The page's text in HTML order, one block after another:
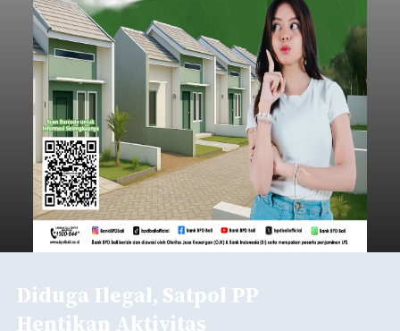
Diduga Ilegal, Satpol PP
Hentikan Aktivitas